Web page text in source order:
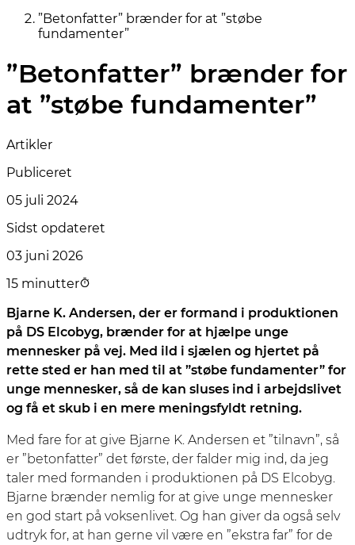
”Betonfatter” brænder for at ”støbe
fundamenter”
”Betonfatter” brænder for
at ”støbe fundamenter”
Artikler
Publiceret
05 juli 2024
Sidst opdateret
03 juni 2026
15 minutter
Bjarne K. Andersen, der er formand i produktionen
på DS Elcobyg, brænder for at hjælpe unge
mennesker på vej. Med ild i sjælen og hjertet på
rette sted er han med til at ”støbe fundamenter” for
unge mennesker, så de kan sluses ind i arbejdslivet
og få et skub i en mere meningsfyldt retning.
Med fare for at give Bjarne K. Andersen et ”tilnavn”, så
er ”betonfatter” det før­ste, der falder mig ind, da jeg
taler med formanden i produktionen på DS Elcobyg.
Bjarne brænder nemlig for at give unge mennesker
en god start på voksenlivet. Og han giver da også selv
udtryk for, at han gerne vil være en ”ekstra far” for de